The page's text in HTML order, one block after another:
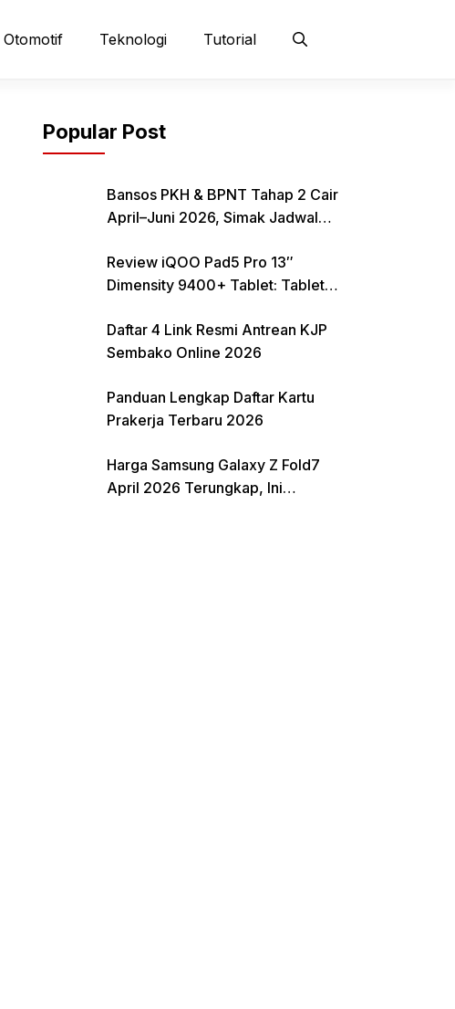
Otomotif Teknologi Tutorial
Popular Post
Bansos PKH & BPNT Tahap 2 Cair
April–Juni 2026, Simak Jadwal
Review iQOO Pad5 Pro 13″
Dimensity 9400+ Tablet: Tablet
9400+ dengan Harga Terjangkau
Daftar 4 Link Resmi Antrean KJP
Sembako Online 2026
Panduan Lengkap Daftar Kartu
Prakerja Terbaru 2026
Harga Samsung Galaxy Z Fold7
April 2026 Terungkap, Ini